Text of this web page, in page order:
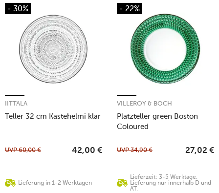
- 30%
Teller 32 cm Kastehelmi klar
IITTALA
Lieferung in 1-2 Werktagen
UVP60,00 € 42,00 €
- 22%
Platzteller green Boston
Coloured
VILLEROY & BOCH
Lieferzeit: 3-5 Werktage.
Lieferung nur innerhalb D und
AT.
UVP34,90 € 27,02 €